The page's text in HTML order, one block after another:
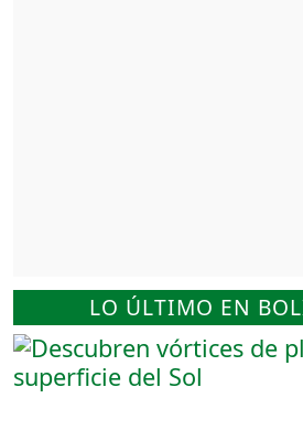
LO ÚLTIMO EN